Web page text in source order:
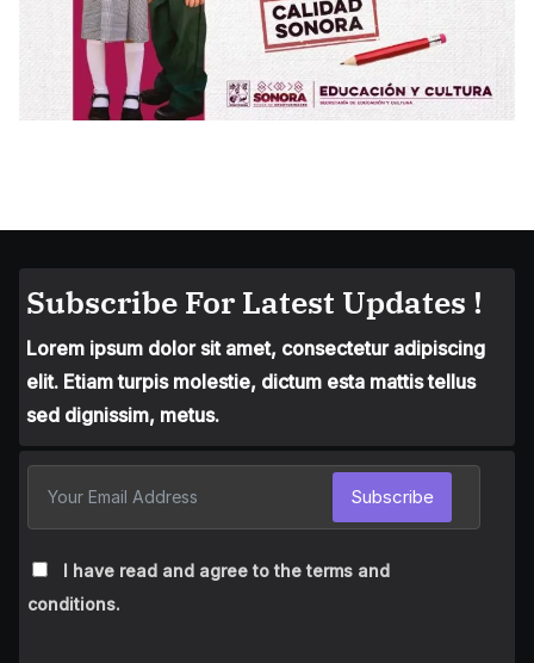
Subscribe For Latest Updates !
Lorem ipsum dolor sit amet, consectetur adipiscing
elit. Etiam turpis molestie, dictum esta mattis tellus
sed dignissim, metus.
I have read and agree to the terms and
conditions.
Subscribe